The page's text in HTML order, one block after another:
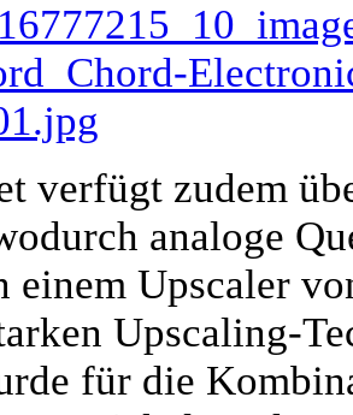
verfügt zudem
analoge
einem Upscaler
Upscaling-
für die